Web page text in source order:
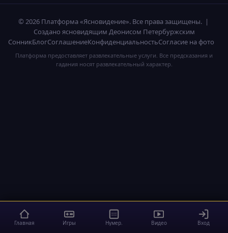
© 2026 Платформа «Ясновидение». Все права защищены. |
Создано ясновидящим Деонисом Петербуржским
СонникБлогСоглашениеКонфиденциальностьСогласие на фото
Платформа предоставляет развлекательные услуги. Все предсказания и
гадания носят развлекательный характер.
Главная Игры Нумер. Видео Вход